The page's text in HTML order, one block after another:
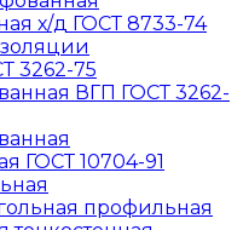
х/д ГОСТ 8733-74
3262-75
ВГП ГОСТ 3262-
ГОСТ 10704-91
профильная